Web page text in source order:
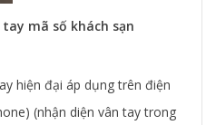
mã số khách sạn
hiện đại áp dụng trên điện
(nhận diện vân tay trong